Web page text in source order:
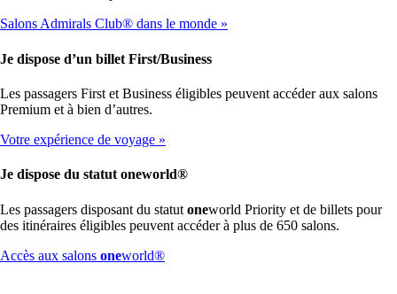
Salons Admirals Club® dans le monde
Je dispose d’un billet First/Business
Les passagers First et Business éligibles peuvent accéder aux salons
Premium et à bien d’autres.
Votre expérience de voyage
Je dispose du statut oneworld®
Les passagers disposant du statut oneworld Priority et de billets pour
des itinéraires éligibles peuvent accéder à plus de 650 salons.
Accès aux salons oneworld®Ouvre